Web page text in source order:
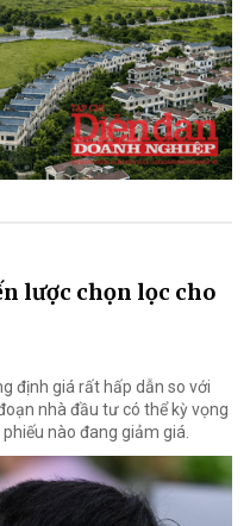
lược chọn lọc cho
định giá rất hấp dẫn so với
nhà đầu tư có thể kỳ vọng
nào đang giảm giá.